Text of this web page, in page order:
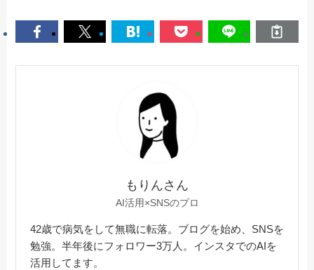
もりんさん
AI活用×SNSのプロ
42歳で病気をして無職に転落。ブログを始め、SNSを
勉強。半年後にフォロワー3万人。インスタでのAIを
活用してます。